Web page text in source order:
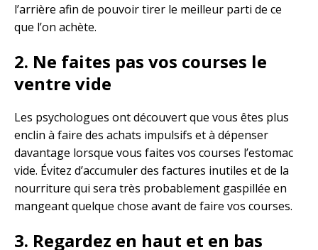
l’arrière afin de pouvoir tirer le meilleur parti de ce
que l’on achète.
2. Ne faites pas vos courses le
ventre vide
Les psychologues ont découvert que vous êtes plus
enclin à faire des achats impulsifs et à dépenser
davantage lorsque vous faites vos courses l’estomac
vide. Évitez d’accumuler des factures inutiles et de la
nourriture qui sera très probablement gaspillée en
mangeant quelque chose avant de faire vos courses.
3. Regardez en haut et en bas